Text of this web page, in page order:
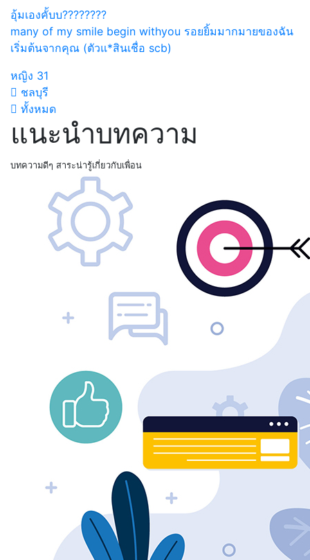
อุ้มเองคั้บบ????????
many of my smile begin withyou รอยยิ้มมากมายของฉัน
เริ่มต้นจากคุณ (ตัวแ*สินเชื่อ scb)
หญิง 31
ชลบุรี
ทั้งหมด
แนะนำบทความ
บทความดีๆ สาระน่ารู้เกี่ยวกับเพื่อน